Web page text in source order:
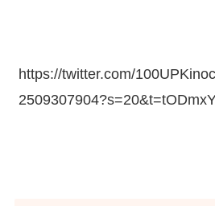
https://twitter.com/